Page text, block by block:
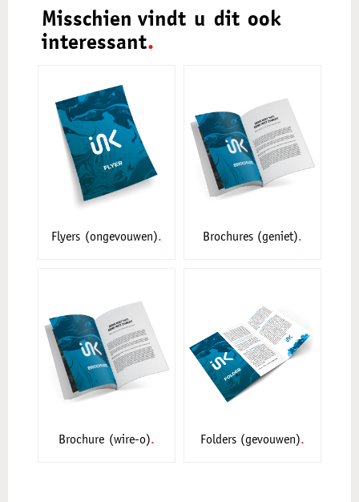
Misschien vindt u dit ook
interessant
Flyers (ongevouwen) Brochures (geniet)
Brochure (wire-o) Folders (gevouwen)